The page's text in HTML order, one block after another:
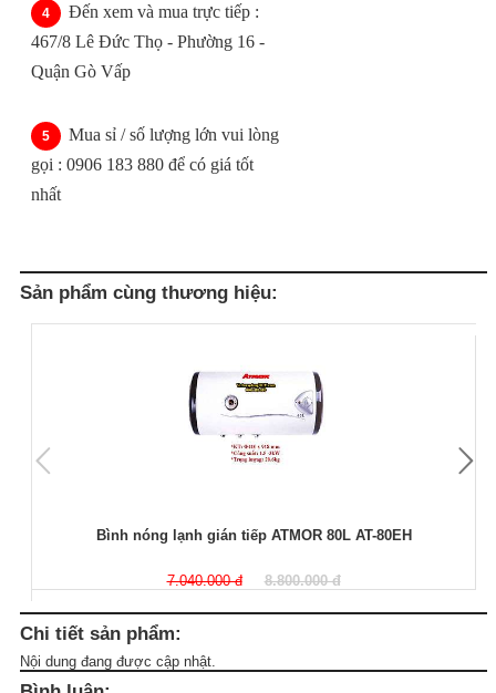
Đến xem và mua trực tiếp :
467/8 Lê Đức Thọ - Phường 16 -
Quận Gò Vấp
Mua sỉ / số lượng lớn vui lòng
gọi : 0906 183 880 để có giá tốt
nhất
Sản phẩm cùng thương hiệu:
Bình nóng lạnh gián tiếp ATMOR 80L AT-80EH
7.040.000 đ 8.800.000 đ
Chi tiết sản phẩm:
Nội dung đang được cập nhật.